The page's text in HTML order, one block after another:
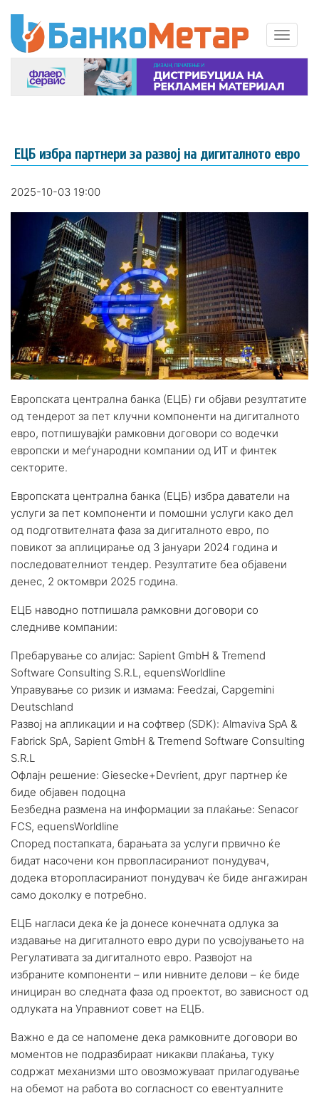
ЕЦБ избра партнери за развој на дигиталното евро
2025-10-03 19:00
Европската централна банка (ЕЦБ) ги објави резултатите
од тендерот за пет клучни компоненти на дигиталното
евро, потпишувајќи рамковни договори со водечки
европски и меѓународни компании од ИТ и финтек
секторите.
Европската централна банка (ЕЦБ) избра даватели на
услуги за пет компоненти и помошни услуги како дел
од подготвителната фаза за дигиталното евро, по
повикот за аплицирање од 3 јануари 2024 година и
последователниот тендер. Резултатите беа објавени
денес, 2 октомври 2025 година.
ЕЦБ наводно потпишала рамковни договори со
следниве компании:
Пребарување со алијас: Sapient GmbH & Tremend
Software Consulting S.R.L, equensWorldline
Управување со ризик и измама: Feedzai, Capgemini
Deutschland
Развој на апликации и на софтвер (SDK): Almaviva SpA &
Fabrick SpA, Sapient GmbH & Tremend Software Consulting
S.R.L
Офлајн решение: Giesecke+Devrient, друг партнер ќе
биде објавен подоцна
Безбедна размена на информации за плаќање: Senacor
FCS, equensWorldline
Според постапката, барањата за услуги првично ќе
бидат насочени кон првопласираниот понудувач,
додека второпласираниот понудувач ќе биде ангажиран
само доколку е потребно.
ЕЦБ нагласи дека ќе ја донесе конечната одлука за
издавање на дигиталното евро дури по усвојувањето на
Регулативата за дигиталното евро. Развојот на
избраните компоненти – или нивните делови – ќе биде
инициран во следната фаза од проектот, во зависност од
одлуката на Управниот совет на ЕЦБ.
Важно е да се напомене дека рамковните договори во
моментов не подразбираат никакви плаќања, туку
содржат механизми што овозможуваат прилагодување
на обемот на работа во согласност со евентуалните